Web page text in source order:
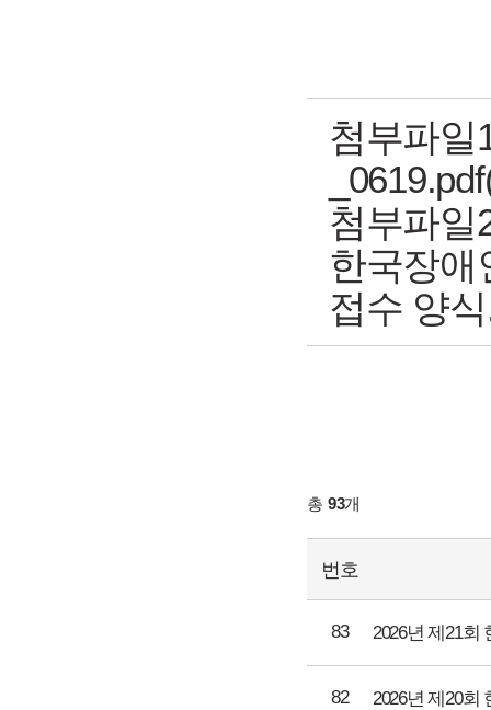
첨부파
첨부파
한국장애
접수 양
총 93개
번호
83 2026년 제21회
82 2026년 제20회